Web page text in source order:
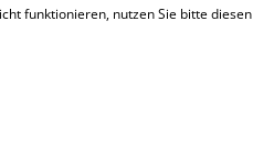
funktionieren, nutzen Sie bitte diesen